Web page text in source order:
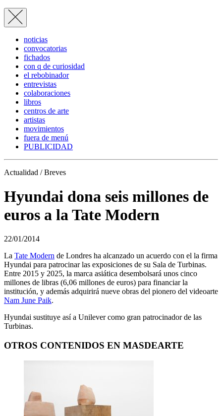
noticias
convocatorias
fichados
con q de curiosidad
el rebobinador
entrevistas
colaboraciones
libros
centros de arte
artistas
movimientos
fuera de menú
PUBLICIDAD
Actualidad / Breves
Hyundai dona seis millones de
euros a la Tate Modern
22/01/2014
La Tate Modern de Londres ha alcanzado un acuerdo con el la firma
Hyundai para patrocinar las exposiciones de su Sala de Turbinas.
Entre 2015 y 2025, la marca asiática desembolsará unos cinco
millones de libras (6,06 millones de euros) para financiar la
institución, y además adquirirá nueve obras del pionero del videoarte
Nam June Paik.
Hyundai sustituye así a Unilever como gran patrocinador de las
Turbinas.
OTROS CONTENIDOS EN MASDEARTE